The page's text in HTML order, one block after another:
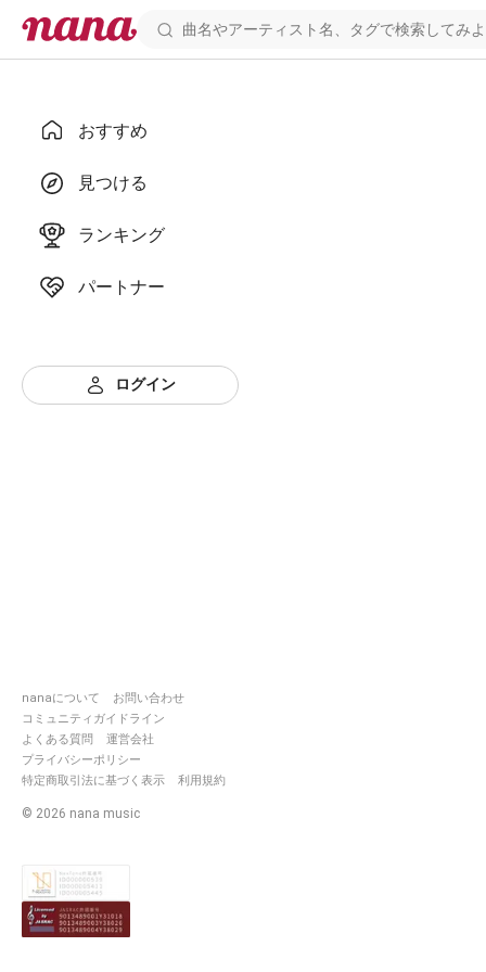
おすすめ
見つける
ランキング
パートナー
ログイン
nanaについて
お問い合わせ
コミュニティガイドライン
よくある質問
運営会社
プライバシーポリシー
特定商取引法に基づく表示
利用規約
© 2026 nana music